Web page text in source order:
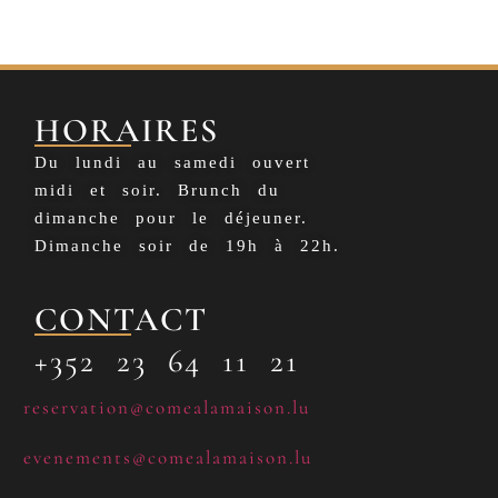
HORAIRES
Du lundi au samedi ouvert
midi et soir. Brunch du
dimanche pour le déjeuner.
Dimanche soir de 19h à 22h.
CONTACT
+352 23 64 11 21
reservation@comealamaison.lu
evenements@comealamaison.lu